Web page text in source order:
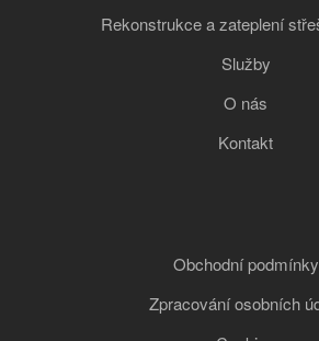
Rekonstrukce a zateplení
Služby
O nás
Kontakt
Obchodní podmínky
Zpracování osobních